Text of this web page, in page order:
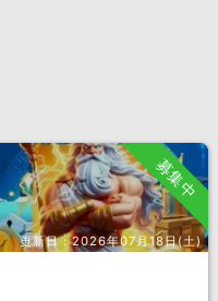
募集中
更新日：2026年07月18日(土)